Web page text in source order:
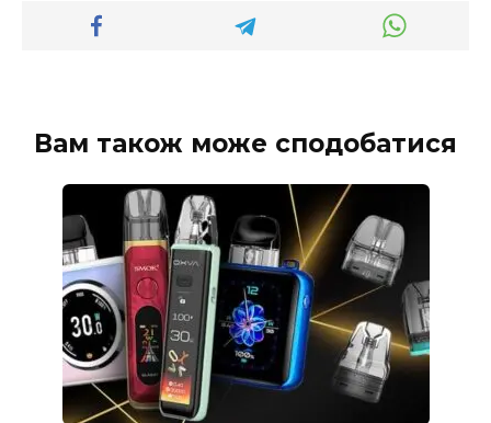
Вам також може сподобатися